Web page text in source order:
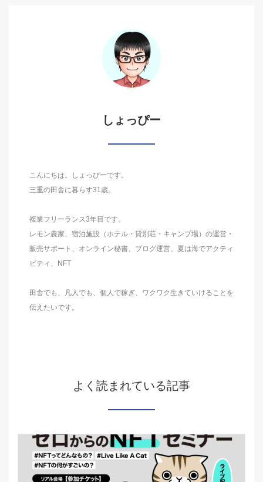
しょっぴー
こんにちは。しょっぴーです。
三重の田舎に暮らす31歳。
複業フリーランス3年目です。
レモン農家、宿泊施設（ホテル・貸別荘・キャンプ場）の運営・
販売サポート、オンライン秘書、ブログ運営、夏は海でアクティ
ビティ、NFT
田舎でも、凡人でも、個人で稼ぎ、ワクワク生きていけることを
伝えたいです。
よく読まれている記事